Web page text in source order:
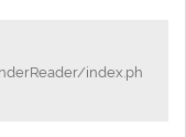
index.ph